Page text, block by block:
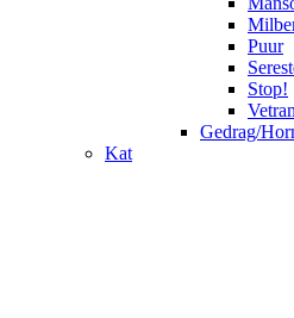
Puur
Stop!
Gedrag/
Kat